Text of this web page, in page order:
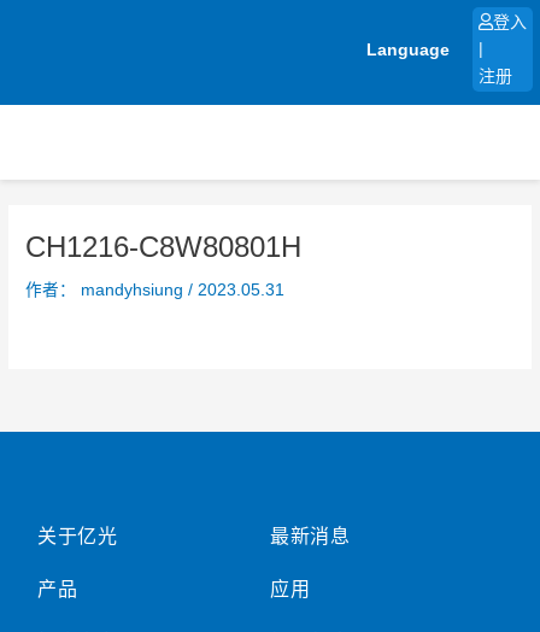
Language
登入
注册
CH1216-C8W80801H
作者： mandyhsiung/ 2023.05.31
关于亿光
产品
最新消息
应用